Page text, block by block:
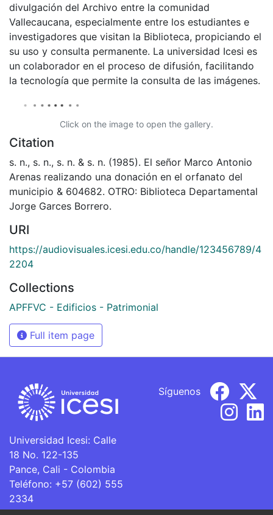
divulgación del Archivo entre la comunidad
Vallecaucana, especialmente entre los estudiantes e
investigadores que visitan la Biblioteca, propiciando el
su uso y consulta permanente. La universidad Icesi es
un colaborador en el proceso de difusión, facilitando
la tecnología que permite la consulta de las imágenes.
Click on the image to open the gallery.
Citation
s. n., s. n., s. n. & s. n. (1985). El señor Marco Antonio
Arenas realizando una donación en el orfanato del
municipio & 604682. OTRO: Biblioteca Departamental
Jorge Garces Borrero.
URI
https://audiovisuales.icesi.edu.co/handle/123456789/4
2204
Collections
APFFVC - Edificios - Patrimonial
Full item page
Universidad Icesi: Calle
18 No. 122-135
Pance, Cali - Colombia
Teléfono: +57 (602) 555
2334
Síguenos